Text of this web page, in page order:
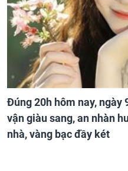
Đúng 20h hôm nay, ngày
vận giàu sang, an nhàn
nhà, vàng bạc đầy két